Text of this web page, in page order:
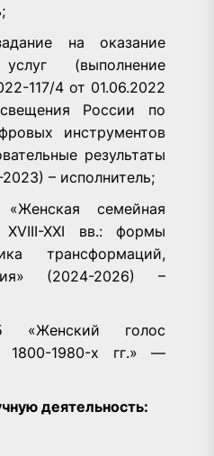
на оказание
услуг (выполнение
117/4 от 01.06.2022
России по
инструментов
результаты
– исполнитель;
семейная
XXI вв.: формы
трансформаций,
(2024-2026) –
«Женский голос
1800-1980-х гг.» —
деятельность: